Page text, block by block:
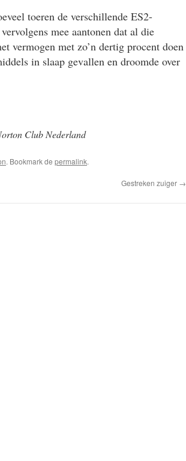
toeren de verschillende ES2-
mee aantonen dat al die
vermogen met zo’n dertig procent doen
in slaap gevallen en droomde over
Club Nederland
. Bookmark de permalink.
Gestreken zuiger →